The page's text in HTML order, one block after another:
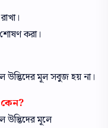
করা।
উদ্ভিদের মূল সবুজ হয় না।
কেন?
উদ্ভিদের মূলে